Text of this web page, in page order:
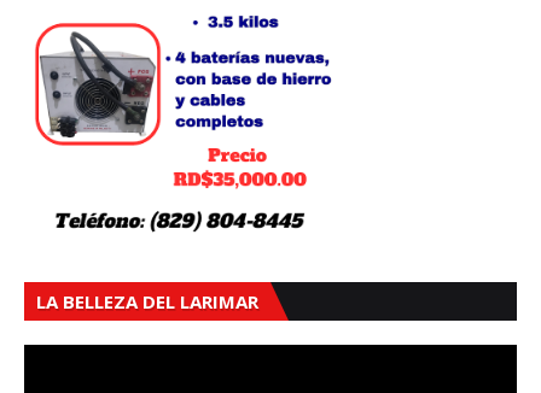
LA BELLEZA DEL LARIMAR